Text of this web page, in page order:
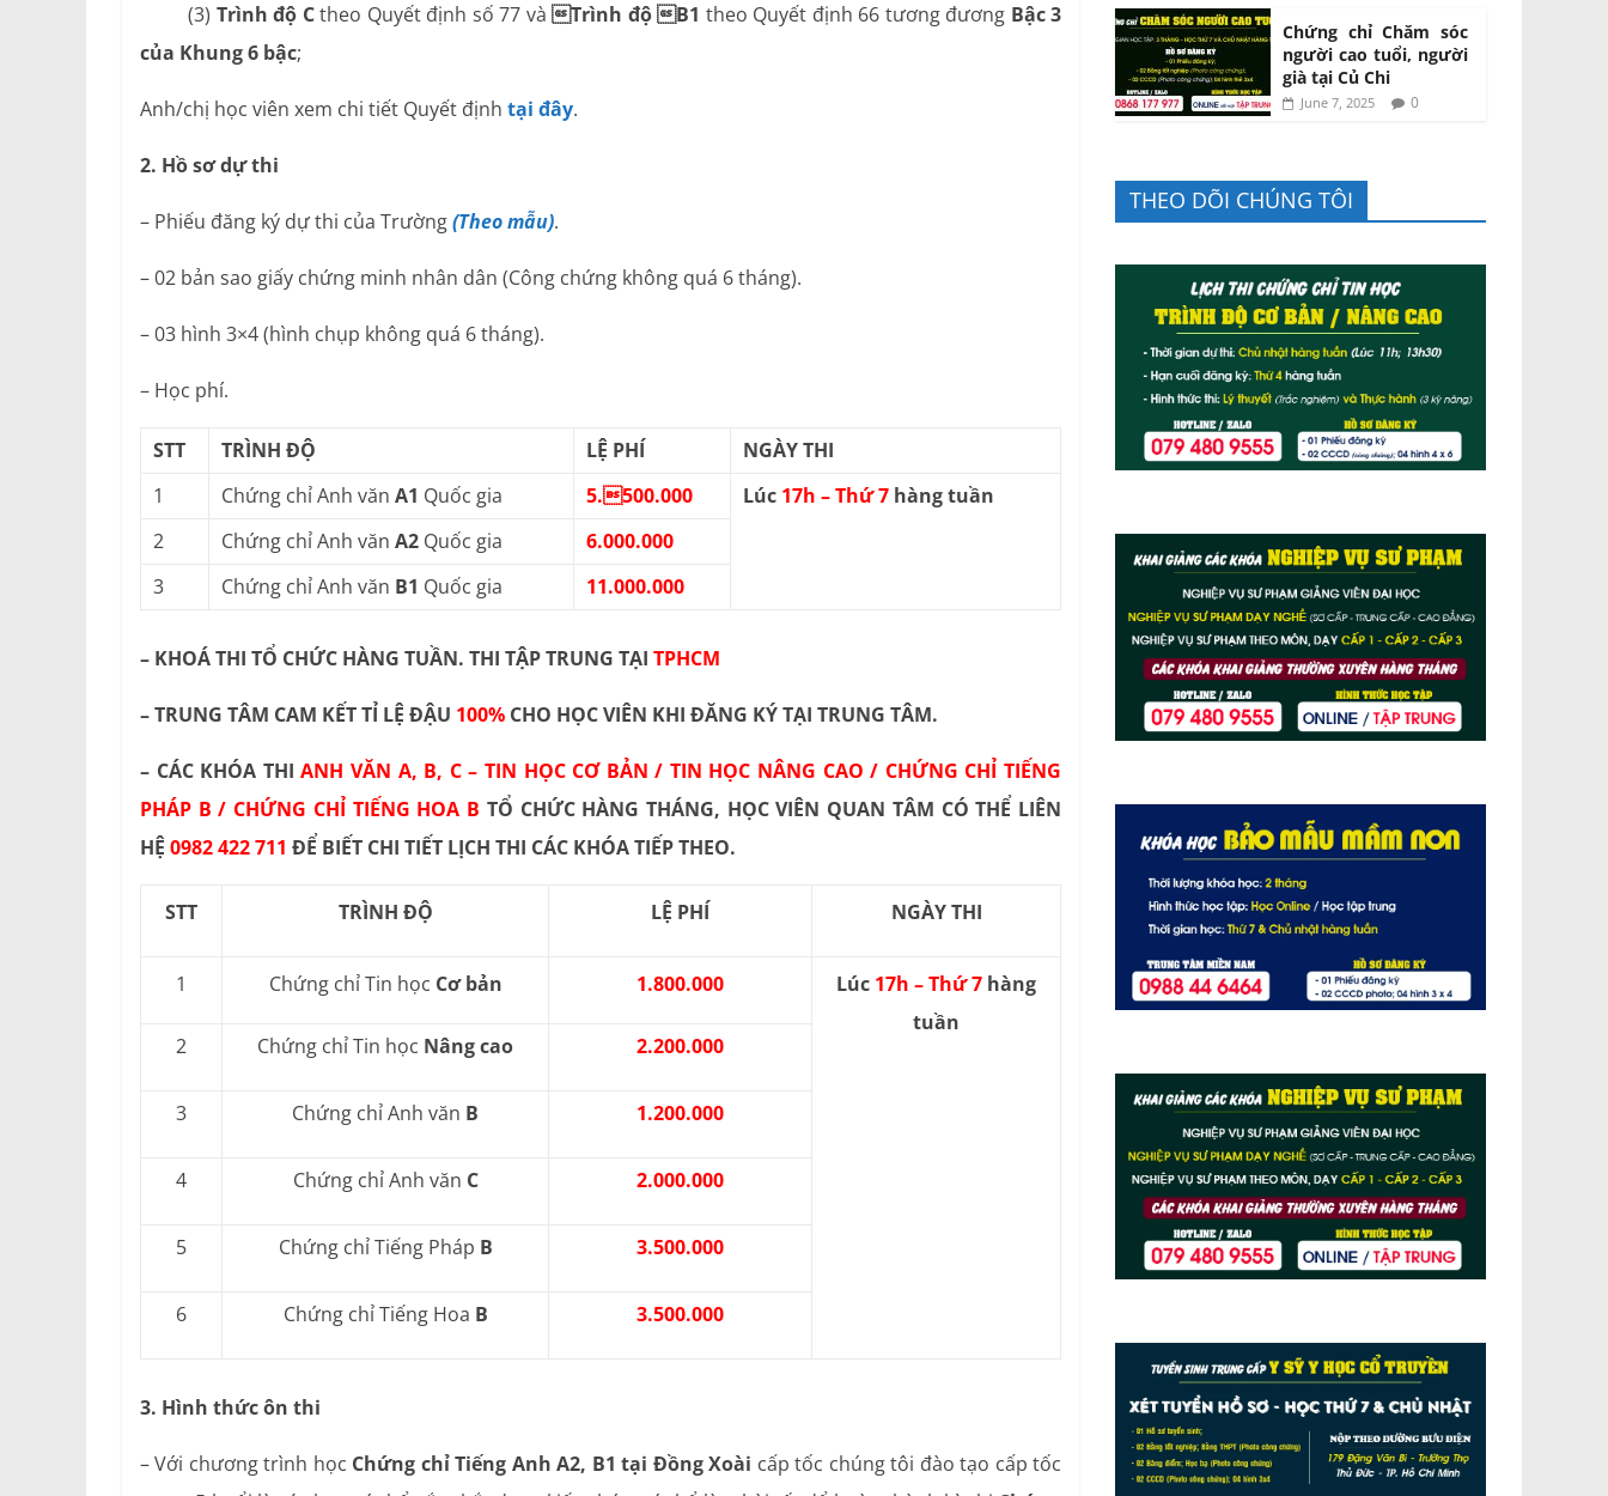
(3) Trình độ Ctheo Quyết định số 77 và Trình độ B1 theo Quyết định 66 tương đương Bậc 3
của Khung 6 bậc;
Anh/chị học viên xem chi tiết Quyết định tại đây.
2. Hồ sơ dự thi
– Phiếu đăng ký dự thi của Trường(Theo mẫu).
– 02 bản sao giấy chứng minh nhân dân (Công chứng không quá 6 tháng).
– 03 hình 3×4 (hình chụp không quá 6 tháng).
– Học phí.
STT TRÌNH ĐỘ LỆ PHÍ
NGÀY THI
1
Chứng chỉ Anh văn A1 Quốc gia 5.500.000 Lúc 17h – Thứ 7 hàng tuần
2
Chứng chỉ Anh văn A2 Quốc gia
6.000.000
3
Chứng chỉ Anh văn B1 Quốc gia 11.000.000
– KHOÁ THI TỔ CHỨC HÀNG TUẦN. THI TẬP TRUNG TẠI TPHCM
– TRUNG TÂM CAM KẾT TỈ LỆ ĐẬU 100% CHO HỌC VIÊN KHI ĐĂNG KÝ TẠI TRUNG TÂM.
– CÁC KHÓA THIANH VĂN A, B, C – TIN HỌC CƠ BẢN / TIN HỌC NÂNG CAO / CHỨNG CHỈ TIẾNG
PHÁP B / CHỨNG CHỈ TIẾNG HOA B TỔ CHỨC HÀNG THÁNG, HỌC VIÊN QUAN TÂM CÓ THỂ LIÊN
HỆ 0982 422 711 ĐỂ BIẾT CHI TIẾT LỊCH THI CÁC KHÓA TIẾP THEO.
STT TRÌNH ĐỘ LỆ PHÍ NGÀY THI
1 Chứng chỉ Tin học Cơ bản 1.800.000 Lúc 17h – Thứ 7 hàng
tuần
2
Chứng chỉ Tin học Nâng cao 2.200.000
3 Chứng chỉ Anh văn B 1.200.000
4 Chứng chỉ Anh văn C 2.000.000
5 Chứng chỉ Tiếng Pháp B 3.500.000
6 Chứng chỉ Tiếng Hoa B 3.500.000
3. Hình thức ôn thi
– Với chương trình học Chứng chỉ Tiếng Anh A2, B1 tại Đồng Xoài cấp tốc chúng tôi đào tạo cấp tốc
Chứng chỉ Chăm sóc
người cao tuổi, người
già tại Củ Chi
June 7, 2025 0
THEO DÕI CHÚNG TÔI